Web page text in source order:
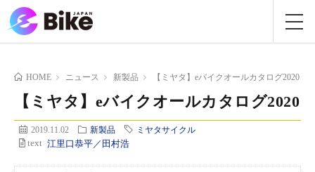
HOME ニュース 新製品 【ミヤタ】eバイクオールカタログ2020
【ミヤタ】eバイクオールカタログ2020
2019.11.02 新製品 ミヤタサイクル
text 江里口恭平／田村浩